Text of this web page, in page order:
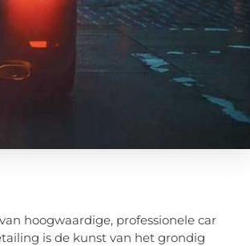
hoogwaardige, professionele car
is de kunst van het grondig